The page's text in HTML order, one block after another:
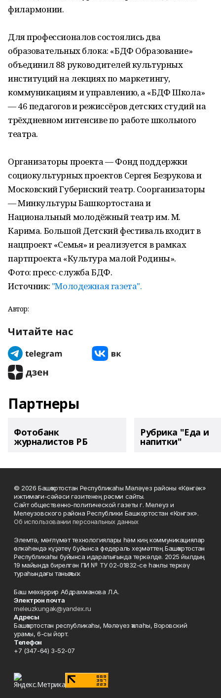
филармонии.
Для профессионалов состоялись два
образовательных блока: «БДФ Образование»
объединил 88 руководителей культурных
институций на лекциях по маркетингу,
коммуникациям и управлению, а «БДФ Школа»
— 46 педагогов и режиссёров детских студий на
трёхдневном интенсиве по работе школьного
театра.
Организаторы проекта — Фонд поддержки
социокультурных проектов Сергея Безрукова и
Московский Губернский театр. Соорганизаторы
— Минкультуры Башкортостана и
Национальный молодёжный театр им. М.
Карима. Большой Детский фестиваль входит в
нацпроект «Семья» и реализуется в рамках
партпроекта «Культура малой Родины».
Фото: пресс-служба БДФ.
Источник: "Молодежная газета".
Автор:
Читайте нас
Партнеры
Фотобанк
журналистов РБ
Рубрика "Еда и
напитки"
© 2026 Башҡортостан Республикаһы Мәләүез районы «Көнгәк»
ижтимағи-сәйәси гәзитенең рәсми сайты.
Сайт общественно-политической газеты г. Мелеуз и
Мелеузовского района Республики Башкортостан «Конгэк».
Об использовании персональных данных
Элемтә, мәғлүмәт технологиялары һәм киң коммуникациялар
өлкәһендә күҙәтеү буйынса федераль хеҙмәттең Башҡортостан
Республикаһы буйынса идаралығында теркәлде. 2025 йылдың
19 майында бирелгән ПИ № ТУ 02-01832-се һанлы теркәү
тураһындағы таныҡлыҡ.
Баш мөхәррир Абдрахманова Л.А.
Электрон почта
meleuzkungak@yandex.ru
Адресы
Башҡортостан республикаһы, Мәләүез ҡалаһы, Воровский
урамы, 6-сы йорт.
Телефон
+7 (347-64) 3-52-07